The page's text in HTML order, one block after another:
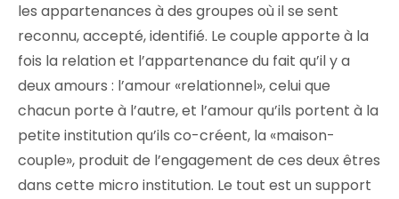
les appartenances à des groupes où il se sent
reconnu, accepté, identifié. Le couple apporte à la
fois la relation et l’appartenance du fait qu’il y a
deux amours : l’amour «relationnel», celui que
chacun porte à l’autre, et l’amour qu’ils portent à la
petite institution qu’ils co-créent, la «maison-
couple», produit de l’engagement de ces deux êtres
dans cette micro institution. Le tout est un support